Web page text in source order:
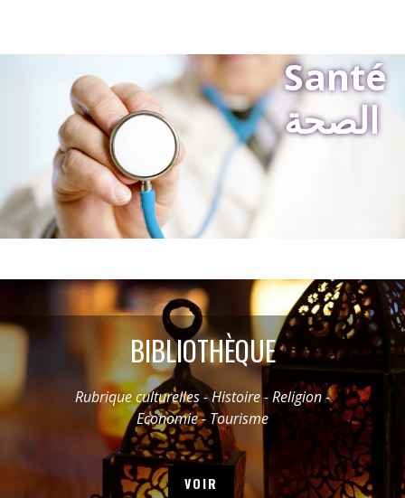
Santé
الصحة
BIBLIOTHÈQUE
Rubrique culturelles - Histoire - Religion -
Economie - Tourisme
VOIR